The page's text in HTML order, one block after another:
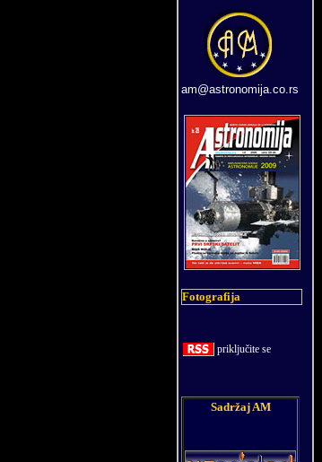
am@astronomija.co.rs
Fotografija
priključite se
Sadržaj AM